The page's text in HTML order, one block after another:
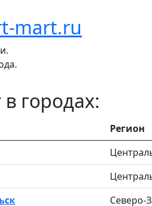
mart.ru
в городах:
Регион
Северо-